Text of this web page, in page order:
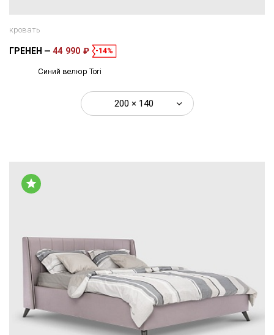
кровать
ГРЕНЕН 44 990 ₽ -14%
Синий велюр Tori
200 × 140